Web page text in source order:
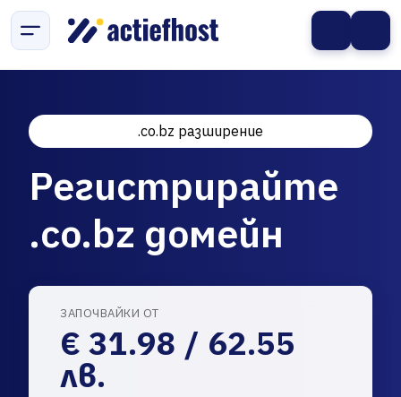
.co.bz разширение
Регистрирайте
.co.bz домейн
ЗАПОЧВАЙКИ ОТ
€ 31.98 / 62.55
лв.